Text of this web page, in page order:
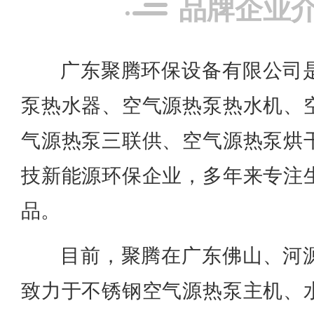
品牌企业
广东聚腾环保设备有限公司
泵热水器、空气源热泵热水机、
气源热泵三联供、空气源热泵烘
技新能源环保企业，多年来专注
品。
目前，聚腾在广东佛山、河
致力于不锈钢空气源热泵主机、